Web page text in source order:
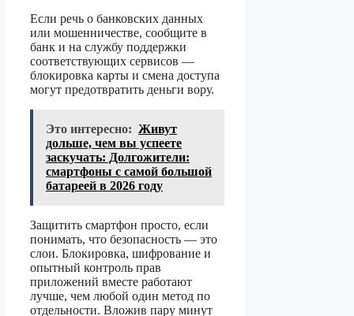
Если речь о банковских данных
или мошенничестве, сообщите в
банк и на службу поддержки
соответствующих сервисов —
блокировка карты и смена доступа
могут предотвратить деньги вору.
Это интересно: Живут
дольше, чем вы успеете
заскучать: Долгожители:
смартфоны с самой большой
батареей в 2026 году
Защитить смартфон просто, если
понимать, что безопасность — это
слои. Блокировка, шифрование и
опытный контроль прав
приложений вместе работают
лучше, чем любой один метод по
отдельности. Вложив пару минут